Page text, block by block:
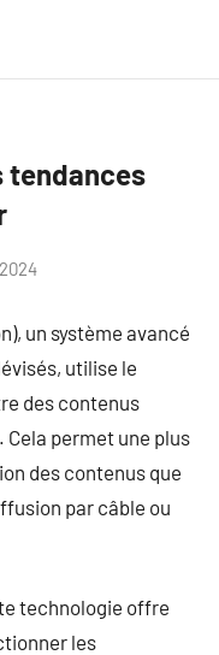
tendances
un système avancé
utilise le
des contenus
permet une plus
des contenus que
par câble ou
technologie offre
les